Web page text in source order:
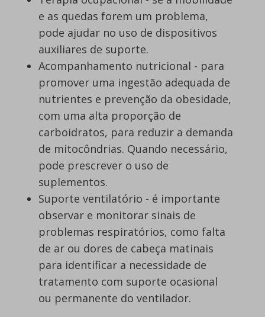
e as quedas forem um problema,
pode ajudar no uso de dispositivos
auxiliares de suporte.
Acompanhamento nutricional - para
promover uma ingestão adequada de
nutrientes e prevenção da obesidade,
com uma alta proporção de
carboidratos, para reduzir a demanda
de mitocôndrias. Quando necessário,
pode prescrever o uso de
suplementos.
Suporte ventilatório - é importante
observar e monitorar sinais de
problemas respiratórios, como falta
de ar ou dores de cabeça matinais
para identificar a necessidade de
tratamento com suporte ocasional
ou permanente do ventilador.